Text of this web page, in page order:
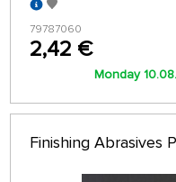
79787060
2,42 €
Monday
Finishing Abrasives